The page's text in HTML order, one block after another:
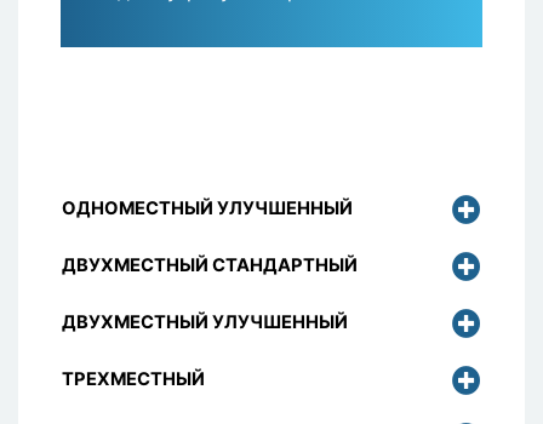
ОДНОМЕСТНЫЙ УЛУЧШЕННЫЙ
ДВУХМЕСТНЫЙ СТАНДАРТНЫЙ
ДВУХМЕСТНЫЙ УЛУЧШЕННЫЙ
ТРЕХМЕСТНЫЙ